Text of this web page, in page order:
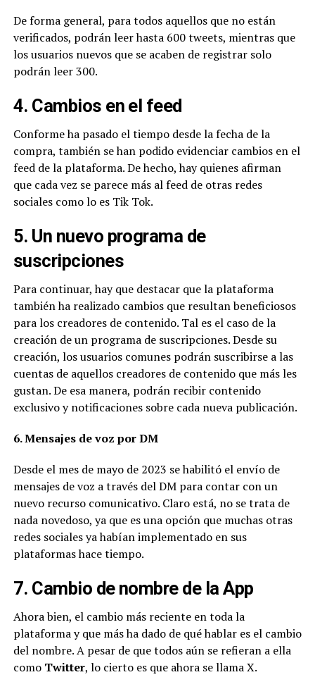
De forma general, para todos aquellos que no están
verificados, podrán leer hasta 600 tweets, mientras que
los usuarios nuevos que se acaben de registrar solo
podrán leer 300.
4. Cambios en el feed
Conforme ha pasado el tiempo desde la fecha de la
compra, también se han podido evidenciar cambios en el
feed de la plataforma. De hecho, hay quienes afirman
que cada vez se parece más al feed de otras redes
sociales como lo es Tik Tok.
5. Un nuevo programa de
suscripciones
Para continuar, hay que destacar que la plataforma
también ha realizado cambios que resultan beneficiosos
para los creadores de contenido. Tal es el caso de la
creación de un programa de suscripciones. Desde su
creación, los usuarios comunes podrán suscribirse a las
cuentas de aquellos creadores de contenido que más les
gustan. De esa manera, podrán recibir contenido
exclusivo y notificaciones sobre cada nueva publicación.
6. Mensajes de voz por DM
Desde el mes de mayo de 2023 se habilitó el envío de
mensajes de voz a través del DM para contar con un
nuevo recurso comunicativo. Claro está, no se trata de
nada novedoso, ya que es una opción que muchas otras
redes sociales ya habían implementado en sus
plataformas hace tiempo.
7. Cambio de nombre de la App
Ahora bien, el cambio más reciente en toda la
plataforma y que más ha dado de qué hablar es el cambio
del nombre. A pesar de que todos aún se refieran a ella
como Twitter, lo cierto es que ahora se llama X.